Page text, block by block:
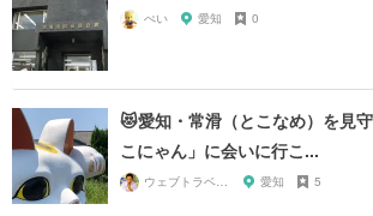
ぺい 愛知 0
😻愛知・常滑（とこなめ）を見守
こにゃん」に会いに行こ...
ウェブトラベル 溝部 愛知 5